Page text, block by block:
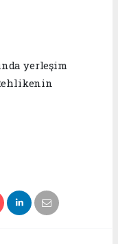
yerleşim